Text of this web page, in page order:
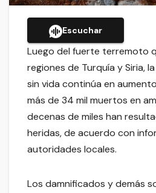
Escuchar
Luego del fuerte terremoto
regiones de Turquía y Siria,
sin vida continúa en
más de 34 mil muertos en
decenas de miles han
heridas, de acuerdo con
autoridades locales.
Los damnificados y demás